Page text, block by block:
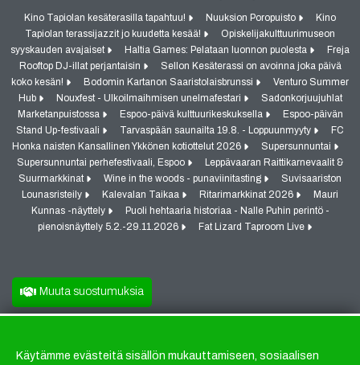
Kino Tapiolan kesäterasilla tapahtuu! Nuuksion Poropuisto
Kino
Tapiolan terassijazzit jo kuudetta kesää!
Opiskelijakulttuurimuseon
syyskauden avajaiset
Haltia Games: Pelataan luonnon puolesta
Freja
Rooftop DJ-illat perjantaisin
Sellon Kesäterassi on avoinna joka päivä
koko kesän!
Bodomin Kartanon Saaristolaisbrunssi
Venturo Summer
Hub
Nouxfest - Ulkoilmaihmisen unelmafestari
Sadonkorjuujuhlat
Marketanpuistossa
Espoo-päivä kulttuurikeskuksella
Espoo-päivän
Stand Up-festivaali
Tarvaspään saunailta 19.8. - Loppuunmyyty
FC
Honka naisten Kansallinen Ykkönen kotiottelut 2026
Supersunnuntai
Supersunnuntai perhefestivaali, Espoo
Leppävaaran Raittikarnevaalit &
Suurmarkkinat
Wine in the woods - punaviinitasting
Suvisaariston
Lounasristeily
Kalevalan Taikaa Ritarimarkkinat 2026
Mauri
Kunnas -näyttely
Puoli hehtaaria historiaa - Nalle Puhin perintö -
pienoisnäyttely 5.2.-29.11.2026
Fat Lizard Taproom Live
Muuta suostumuksia
Käytämme evästeitä sisällön mukauttamiseen, sosiaalisen